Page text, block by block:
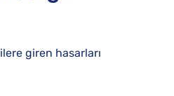
giren hasarları